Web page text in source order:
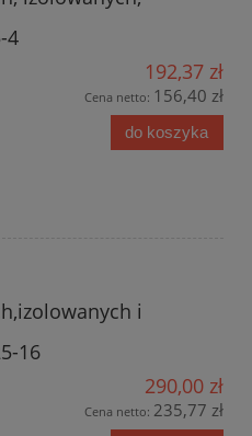
4
192,37 zł
Cena netto: 156,40 zł
do koszyka
i
16
290,00 zł
Cena netto: 235,77 zł